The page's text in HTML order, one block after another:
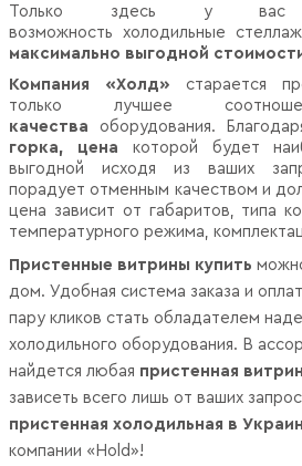
Только здесь у вас
возможность холодильные
максимально выгодной
Компания «Холд» старается
только лучшее
качества оборудования.
горка, цена которой будет
выгодной исходя из ваших
порадует отменным качеством и
цена зависит от габаритов, типа
температурного режима,
Пристенные витрины купить
дом. Удобная система заказа и
пару кликов стать обладателем
холодильного оборудования. В
найдется любая пристенная
зависеть всего лишь от ваших
пристенная холодильная в
компании «Hold»!